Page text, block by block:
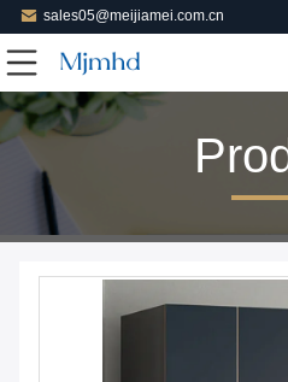
sales05@meijiamei.com.cn